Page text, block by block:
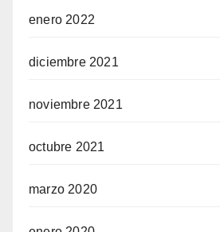
enero 2022
diciembre 2021
noviembre 2021
octubre 2021
marzo 2020